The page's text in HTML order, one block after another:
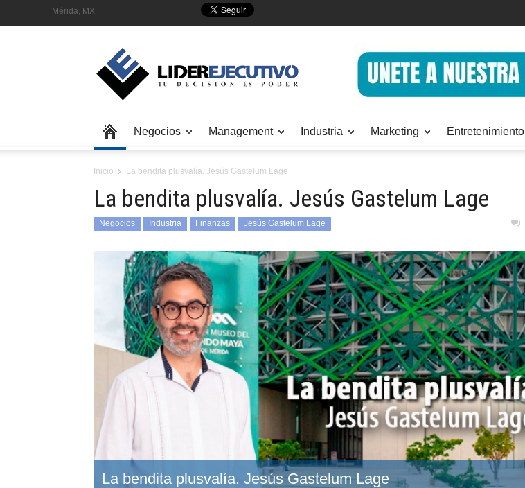
Mérida, MX
Negocios Management Industria Marketing Entretenimiento
Inicio La bendita plusvalía. Jesús Gastelum Lage
La bendita plusvalía. Jesús Gastelum Lage
Negocios Industria Finanzas Jesús Gastelum Lage
La bendita plusvalía. Jesús Gastelum Lage